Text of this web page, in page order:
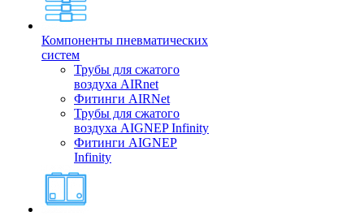
Компоненты пневматических
систем
Трубы для сжатого
воздуха AIRnet
Фитинги AIRNet
Трубы для сжатого
воздуха AIGNEP Infinity
Фитинги AIGNEP
Infinity